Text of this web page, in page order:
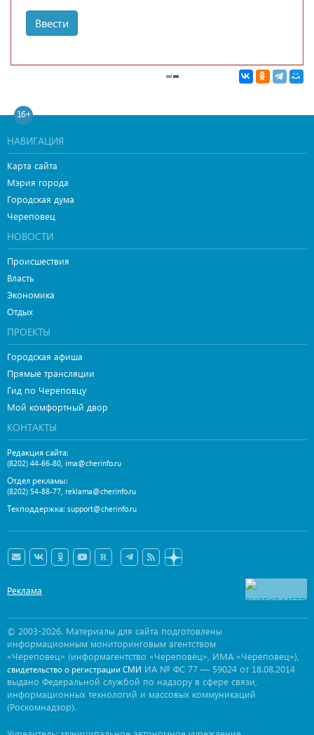
Ввести
16+
НАВИГАЦИЯ
Карта сайта
Мэрия города
Городская дума
Череповец
НОВОСТИ
Происшествия
Власть
Экономика
Отдых
ПРОЕКТЫ
Городская афиша
Прямые трансляции
Гид по Череповцу
Мой комфортный двор
КОНТАКТЫ
Редакция сайта:
(8202) 44-66-80 ima@cherinfo.ru
Отдел рекламы:
(8202) 54-88-77 reklama@cherinfo.ru
Техподдержка: support@cherinfo.ru
Реклама
© 2003-2026. Материалы для сайта подготовлены
информационным мониторинговым агентством
«Череповец» (информагентство «Череповец», ИМА «Череповец»),
свидетельство о регистрации СМИ ИА № ФС 77 — 59024 от 18.08.2014
выдано Федеральной службой по надзору в сфере связи,
информационных технологий и массовых коммуникаций
(Роскомнадзор).